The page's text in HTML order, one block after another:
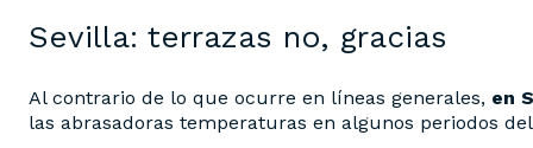
Sevilla: terrazas no, gracias
Al contrario de lo que ocurre en líneas generales, en
las abrasadoras temperaturas en algunos periodos